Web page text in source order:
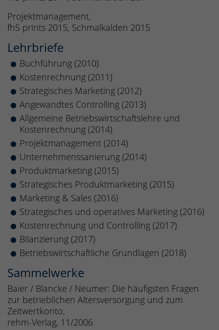
Projektmanagement,
fhS prints 2015, Schmalkalden 2015
Lehrbriefe
Buchführung (2010)
Kostenrechnung (2011)
Strategisches Marketing (2012)
Angewandtes Controlling (2013)
Allgemeine Betriebswirtschaftslehre und
Kostenrechnung (2014)
Projektmanagement (2014)
Unternehmenssanierung (2014)
Produktmarketing (2015)
Strategisches Produktmarketing (2015)
Marketing & Sales (2016)
Strategisches und operatives Marketing (2016)
Kostenrechnung und Controlling (2017)
Bilanzierung (2017)
Betriebswirtschaftliche Grundlagen (2018)
Sammelwerke
Baier / Blancke / Neumer: Die häufigsten Fragen
zur betrieblichen Altersversorgung und zum
Zeitwertkonto,
rehm-Verlag, 11/2006